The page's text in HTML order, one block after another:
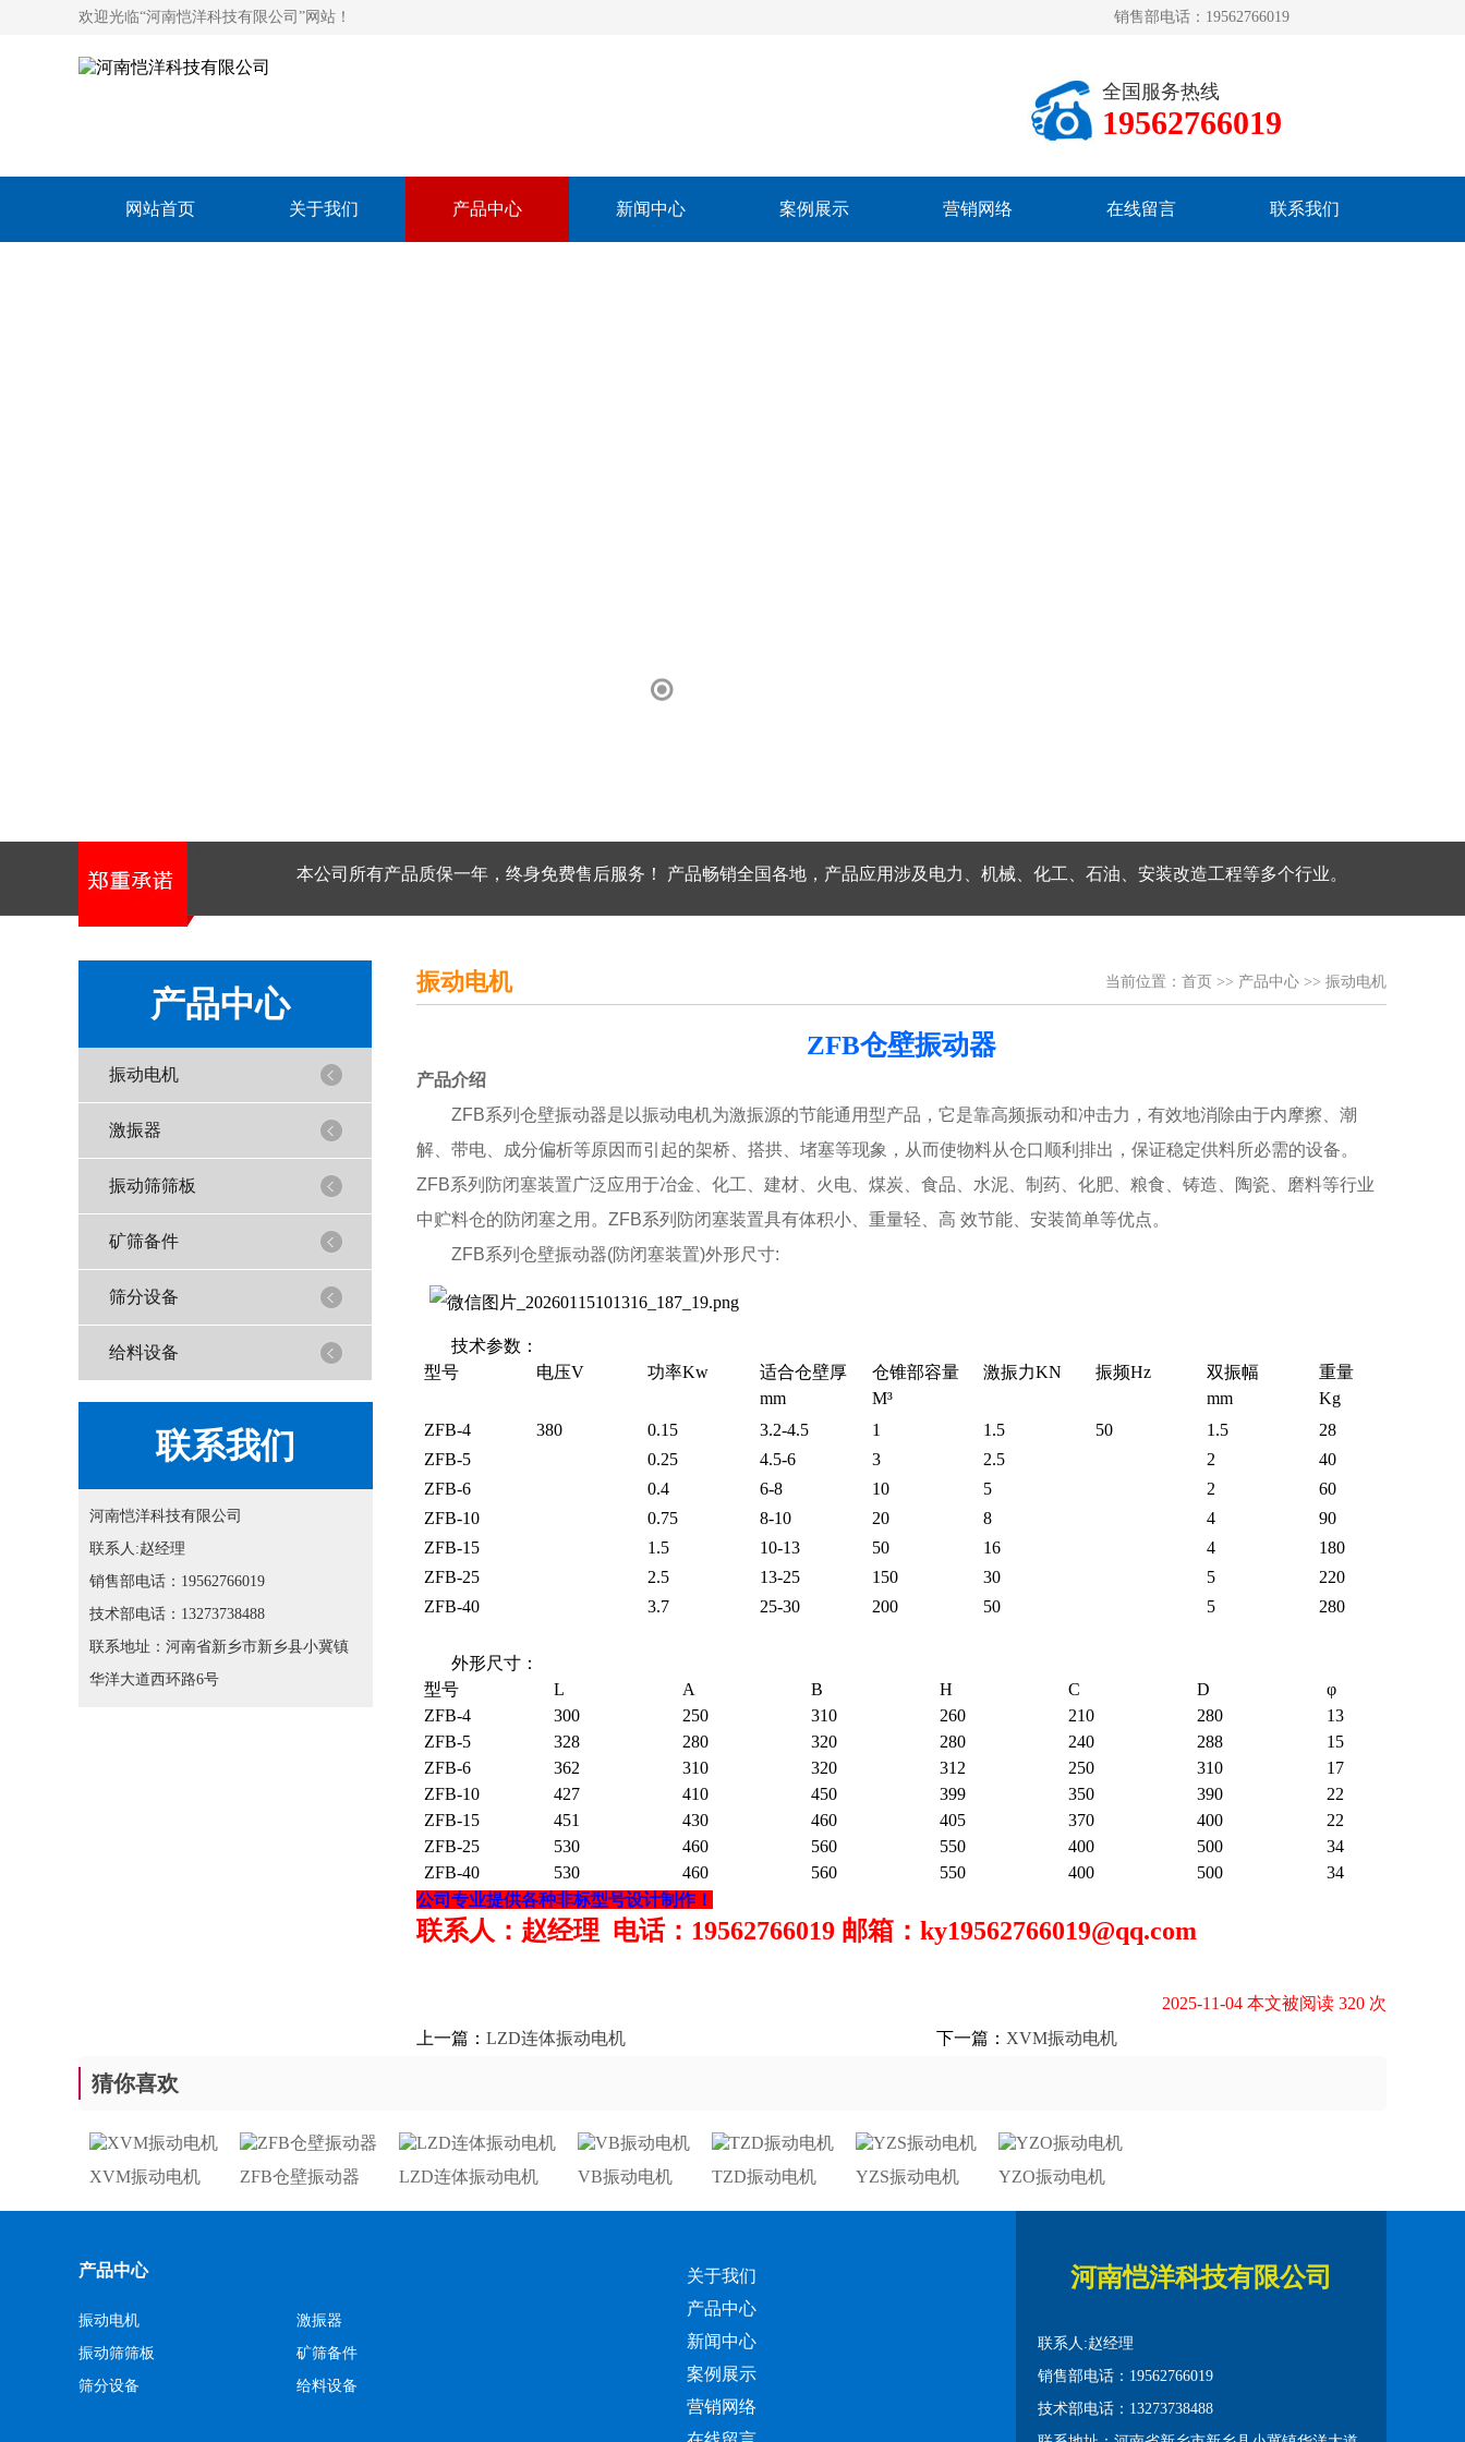
欢迎光临“河南恺洋科技有限公司”网站！ 销售部电话：19562766019
全国服务热线
19562766019
网站首页 关于我们 产品中心 新闻中心 案例展示 营销网络 在线留言 联系我们
本公司所有产品质保一年，终身免费售后服务！ 产品畅销全国各地，产品应用涉及电力、机械、化工、石油、安装改造工程等多个行业。
产品中心
振动电机
激振器
振动筛筛板
矿筛备件
筛分设备
给料设备
联系我们
河南恺洋科技有限公司
联系人:赵经理
销售部电话：19562766019
技术部电话：13273738488
联系地址：河南省新乡市新乡县小冀镇
华洋大道西环路6号
振动电机 当前位置： 首页 >> 产品中心 >> 振动电机
ZFB仓壁振动器
产品介绍
ZFB系列仓壁振动器是以振动电机为激振源的节能通用型产品，它是靠高频振动和冲击力，有效地消除由于内摩擦、潮
解、带电、成分偏析等原因而引起的架桥、搭拱、堵塞等现象，从而使物料从仓口顺利排出，保证稳定供料所必需的设备。
ZFB系列防闭塞装置广泛应用于冶金、化工、建材、火电、煤炭、食品、水泥、制药、化肥、粮食、铸造、陶瓷、磨料等行业
中贮料仓的防闭塞之用。ZFB系列防闭塞装置具有体积小、重量轻、高 效节能、安装简单等优点。
ZFB系列仓壁振动器(防闭塞装置)外形尺寸:
技术参数：
型号
电压V 功率Kw
适合仓壁厚
mm
仓锥部容量
M³
激振力KN 振频Hz
双振幅
mm
重量
Kg
ZFB-4
380 0.15 3.2-4.5 1 1.5 50 1.5
28
ZFB-5
0.25 4.5-6 3 2.5 2
40
ZFB-6
0.4 6-8 10 5 2
60
ZFB-10
0.75 8-10 20 8 4
90
ZFB-15
1.5 10-13 50 16 4
180
ZFB-25
2.5 13-25 150 30 5
220
ZFB-40
3.7 25-30 200 50 5 280
外形尺寸：
型号
L A B H C D
φ
ZFB-4
300 250 310 260 210 280
13
ZFB-5
328 280 320 280 240 288
15
ZFB-6
362 310 320 312 250 310
17
ZFB-10
427 410 450 399 350 390
22
ZFB-15
451 430 460 405 370 400
22
ZFB-25
530 460 560 550 400 500
34
ZFB-40
530 460 560 550 400 500
34
公司专业提供各种非标型号设计制作！
联系人：赵经理 电话：19562766019 邮箱：ky19562766019@qq.com
2025-11-04 本文被阅读 320 次
上一篇： LZD连体振动电机 下一篇： XVM振动电机
猜你喜欢
XVM振动电机 ZFB仓壁振动器 LZD连体振动电机 VB振动电机 TZD振动电机 YZS振动电机 YZO振动电机
产品中心
振动电机
激振器
振动筛筛板
矿筛备件
筛分设备
给料设备
关于我们
产品中心
新闻中心
案例展示
营销网络
河南恺洋科技有限公司
联系人:赵经理
销售部电话：19562766019
技术部电话：13273738488